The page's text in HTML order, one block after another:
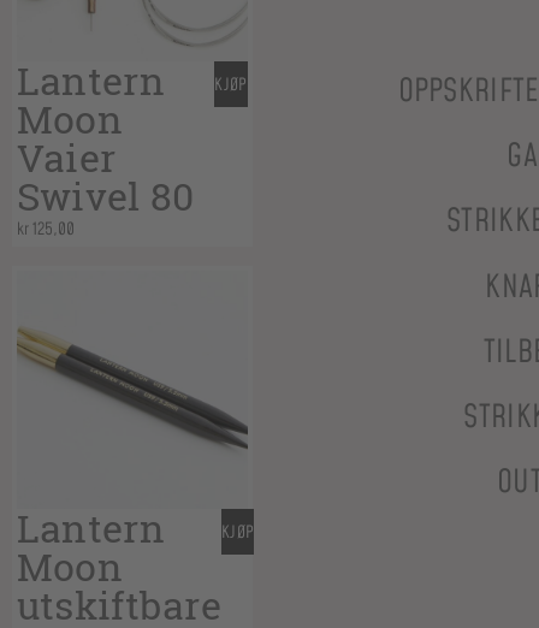
Lantern
Moon
Vaier
Swivel 80
kr125,00
KJØP
Lantern
Moon
utskiftbare
KJØP